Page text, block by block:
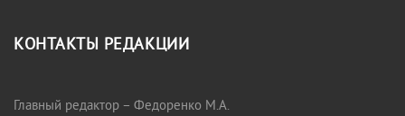
КОНТАКТЫ РЕДАКЦИИ
Главный редактор – Федоренко М.А.